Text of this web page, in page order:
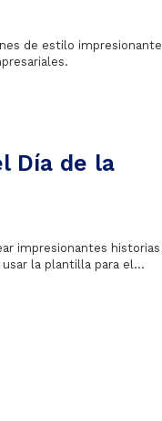
de estilo impresionante
Día de la
impresionantes historias
la plantilla para el...